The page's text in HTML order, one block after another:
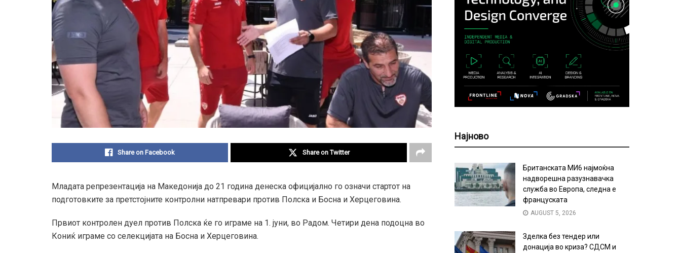
Share on Facebook Share on Twitter
Младата репрезентација на Македонија до 21 година денеска официјално го означи стартот на
подготовките за претстојните контролни натпревари против Полска и Босна и Херцеговина.
Првиот контролен дуел против Полска ќе го играме на 1. јуни, во Радом. Четири дена подоцна во
Кониќ играме со селекцијата на Босна и Херцеговина.
Најново
Британската МИ6 најмоќна
надворешна разузнавачка
служба во Европа, следна е
француската
AUGUST 5, 2026
Зделка без тендер или
донација во криза? СДСМ и